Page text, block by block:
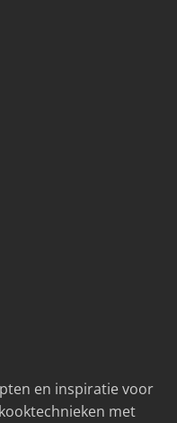
en inspiratie voor
met